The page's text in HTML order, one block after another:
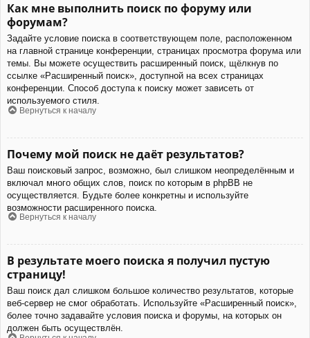
Как мне выполнить поиск по форуму или
форумам?
Задайте условие поиска в соответствующем поле, расположенном
на главной странице конференции, страницах просмотра форума или
темы. Вы можете осуществить расширенный поиск, щёлкнув по
ссылке «Расширенный поиск», доступной на всех страницах
конференции. Способ доступа к поиску может зависеть от
используемого стиля.
Вернуться к началу
Почему мой поиск не даёт результатов?
Ваш поисковый запрос, возможно, был слишком неопределённым и
включал много общих слов, поиск по которым в phpBB не
осуществляется. Будьте более конкретны и используйте
возможности расширенного поиска.
Вернуться к началу
В результате моего поиска я получил пустую
страницу!
Ваш поиск дал слишком большое количество результатов, которые
веб-сервер не смог обработать. Используйте «Расширенный поиск»,
более точно задавайте условия поиска и форумы, на которых он
должен быть осуществлён.